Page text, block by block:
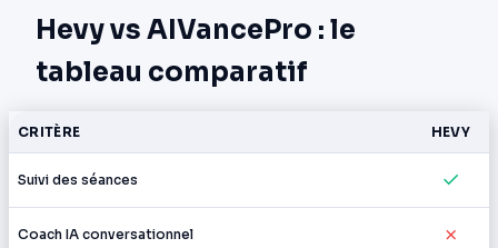
Hevy vs AIVancePro : le
tableau comparatif
CRITÈRE HEVY
Suivi des séances ✓
Coach IA conversationnel ✗